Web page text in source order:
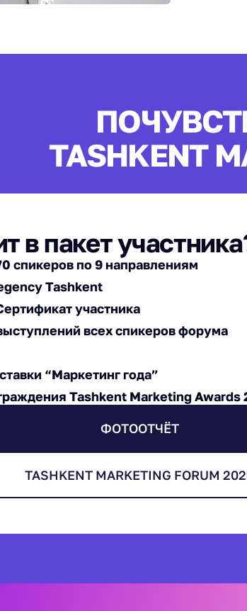
TASHKENT
в пакет
спикеров по 9 направлениям
Tashkent
участника
всех спикеров форума
“Маркетинг года”
Tashkent Marketing Awards
ФОТООТЧЁТ
TASHKENT MARKETING FORUM